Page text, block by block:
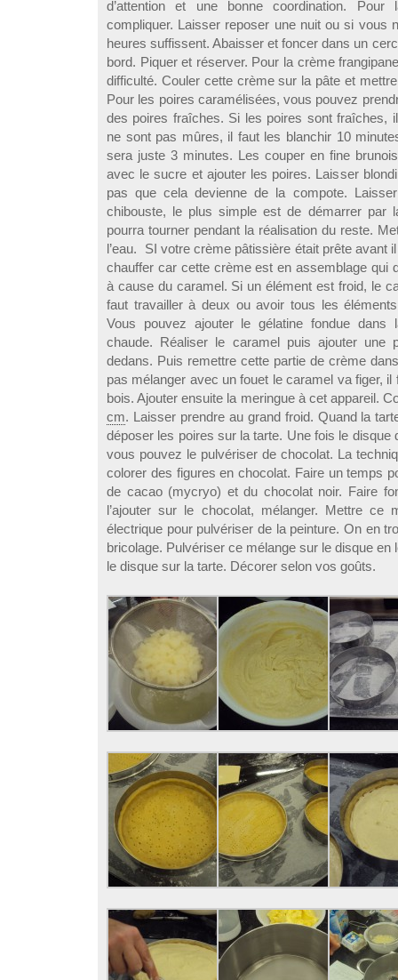
d’attention et une bonne coordination.
compliquer. Laisser reposer une nuit ou si vous
heures suffissent. Abaisser et foncer dans un
bord. Piquer et réserver. Pour la crème
difficulté. Couler cette crème sur la pâte et
Pour les poires caramélisées, vous pouvez
des poires fraîches. Si les poires sont fraîches,
ne sont pas mûres, il faut les blanchir 10
sera juste 3 minutes. Les couper en fine
avec le sucre et ajouter les poires. Laisser
pas que cela devienne de la compote.
chibouste, le plus simple est de démarrer par
pourra tourner pendant la réalisation du reste.
l’eau. SI votre crème pâtissière était prête avant
chauffer car cette crème est en assemblage qui
à cause du caramel. Si un élément est froid, le
faut travailler à deux ou avoir tous les
Vous pouvez ajouter le gélatine fondue
chaude. Réaliser le caramel puis ajouter une
dedans. Puis remettre cette partie de crème
pas mélanger avec un fouet le caramel va figer, il
bois. Ajouter ensuite la meringue à cet appareil.
cm. Laisser prendre au grand froid. Quand la
déposer les poires sur la tarte. Une fois le disque
vous pouvez le pulvériser de chocolat. La
colorer des figures en chocolat. Faire un temps
de cacao (mycryo) et du chocolat noir. Faire
l’ajouter sur le chocolat, mélanger. Mettre ce
électrique pour pulvériser de la peinture. On en
bricolage. Pulvériser ce mélange sur le disque en
le disque sur la tarte. Décorer selon vos goûts.